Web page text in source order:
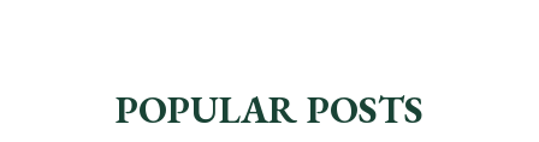
POPULAR POSTS